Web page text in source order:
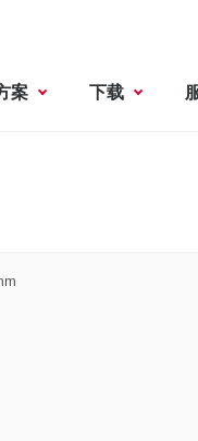
案 下载